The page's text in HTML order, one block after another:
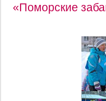
«Поморские